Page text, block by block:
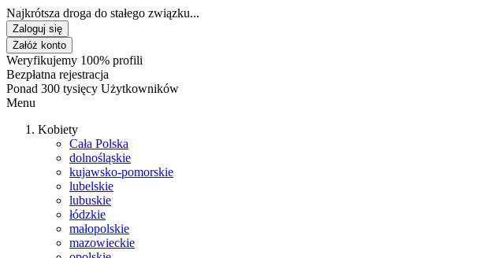
Najkrótsza droga do stałego związku...
Zaloguj się
Załóż konto
Weryfikujemy 100% profili
Bezpłatna rejestracja
Ponad 300 tysięcy Użytkowników
Menu
Kobiety
Cała Polska
dolnośląskie
kujawsko-pomorskie
lubelskie
lubuskie
łódzkie
małopolskie
mazowieckie